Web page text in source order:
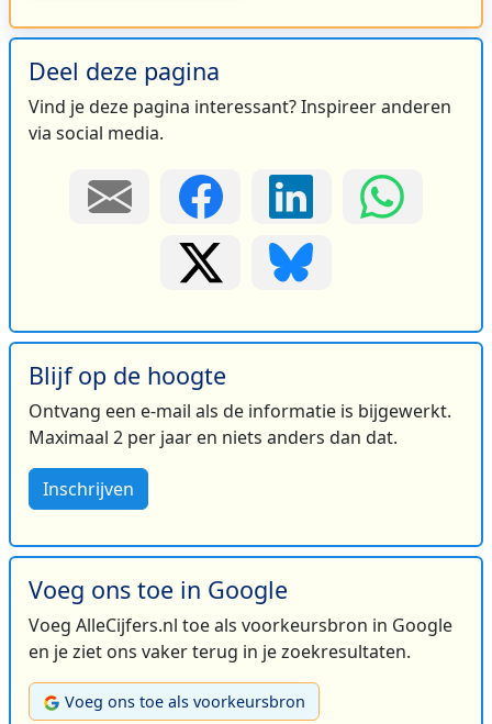
Deel deze pagina
Vind je deze pagina interessant? Inspireer anderen
via social media.
Blijf op de hoogte
Ontvang een e-mail als de informatie is bijgewerkt.
Maximaal 2 per jaar en niets anders dan dat.
Inschrijven
Voeg ons toe in Google
Voeg AlleCijfers.nl toe als voorkeursbron in Google
en je ziet ons vaker terug in je zoekresultaten.
Voeg ons toe als voorkeursbron